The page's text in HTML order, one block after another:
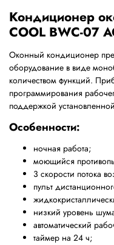
Кондиционер
COOL BWC-07
Оконный кондиционер
оборудование в виде
количеством функций.
программирования
поддержкой
Особенности:
ночная работа;
моющийся
3 скорости потока
пульт
низкий уровень
автоматический
таймер на 24 ч;